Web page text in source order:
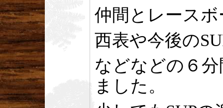
仲間とレース
西表や今後の
などなどの６
ました。